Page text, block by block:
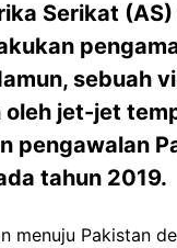
Serikat
sebuah
jet-jet
pengawalan
tahun 2019.
menuju Pakistan